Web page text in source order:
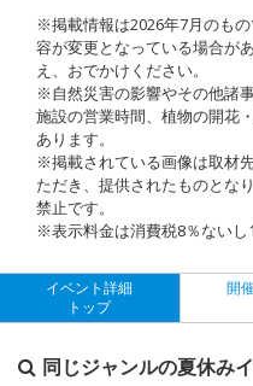
※掲載情報は2026年7月のも
容が変更となっている場合が
え、おでかけください。
※自然災害の影響やその他諸
施設の営業時間、植物の開花
あります。
※掲載されている画像は取材
ただき、提供されたものとな
禁止です。
※表示料金は消費税8％ないし
イベント詳細
トップ
開
同じジャンルの夏休み